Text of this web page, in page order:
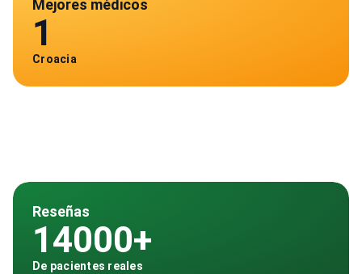
Mejores médicos
1
Croacia
Reseñas
14000+
De pacientes reales